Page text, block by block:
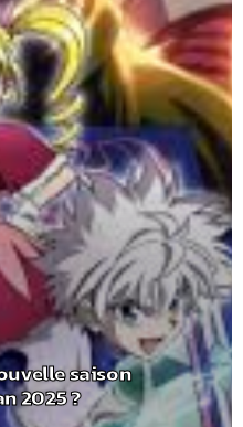
saison
2025 ?